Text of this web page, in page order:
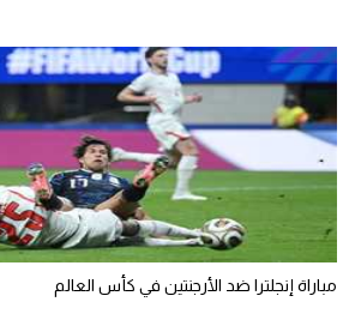
مباراة إنجلترا ضد الأرجنتين في كأس العالم